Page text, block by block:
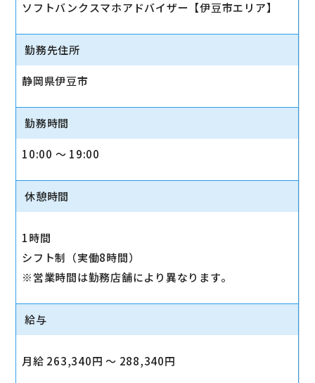
ソフトバンクスマホアドバイザー【伊豆市エリア】
勤務先住所
静岡県伊豆市
勤務時間
10:00 〜 19:00
休憩時間
1時間
シフト制（実働8時間）
※営業時間は勤務店舗により異なります。
給与
月給 263,340円 〜 288,340円